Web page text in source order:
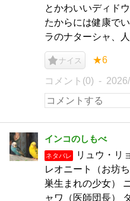
とかわいいディド
たからには健康で
ラのナターシャ、人
ナイス ★6
コメント(0)
インコのしもべ
ネタバレ
リュウ・リ
レオニート（お坊
巣生まれの少女）
ャワ（医師団長）